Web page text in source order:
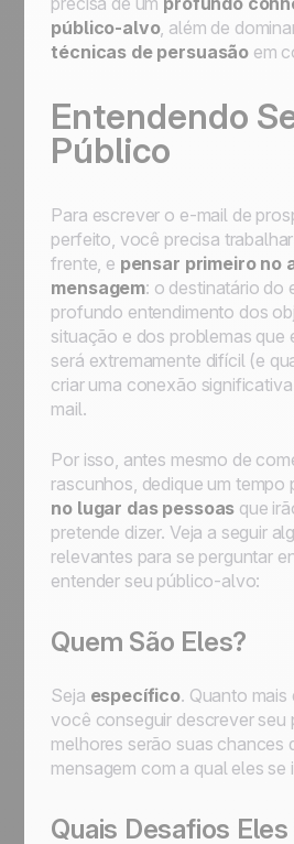
público-alvo, além de
técnicas de persuasão em
Entendendo
Público
Para escrever o e-mail de
perfeito, você precisa
frente, e pensar primeiro no
mensagem: o destinatário do
profundo entendimento dos
situação e dos problemas que
será extremamente difícil (e
criar uma conexão
mail.
Por isso, antes mesmo de
rascunhos, dedique um tempo
no lugar das pessoas que
pretende dizer. Veja a seguir
relevantes para se perguntar
entender seu público-alvo:
Quem São Eles?
Seja específico. Quanto
você conseguir descrever seu
melhores serão suas chances
mensagem com a qual eles se
Quais Desafios